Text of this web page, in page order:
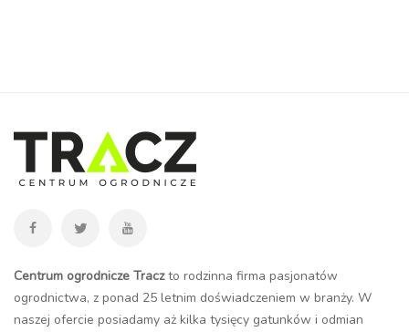
Centrum ogrodnicze Traczto rodzinna firma pasjonatów
ogrodnictwa, z ponad 25 letnim doświadczeniem w branży. W
naszej ofercie posiadamy aż kilka tysięcy gatunków i odmian